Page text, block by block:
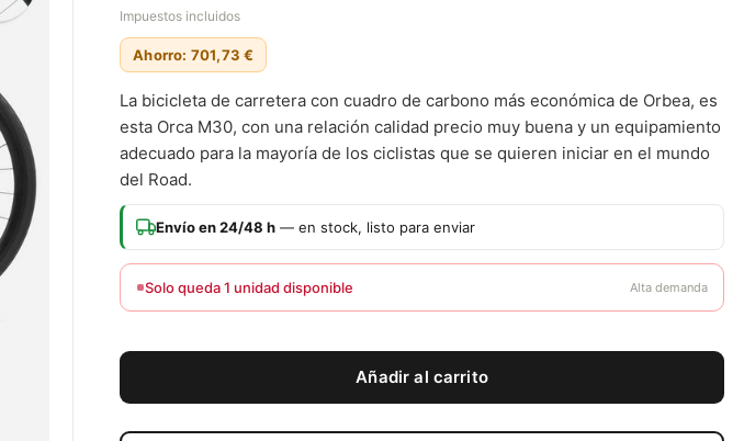
Impuestos incluidos
Ahorro: 701,73 €
La bicicleta de carretera con cuadro de carbono más económica de Orbea, es
esta Orca M30, con una relación calidad precio muy buena y un equipamiento
adecuado para la mayoría de los ciclistas que se quieren iniciar en el mundo
del Road.
Envío en 24/48 h — en stock, listo para enviar
Solo queda 1 unidad disponible Alta demanda
Añadir al carrito